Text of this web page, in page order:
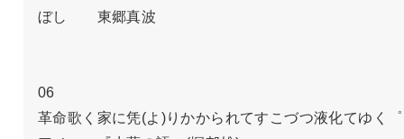
ぼし　　東郷真波
06
革命歌く家に凭(よ)りかかられてすこづつ液化てゆく゜